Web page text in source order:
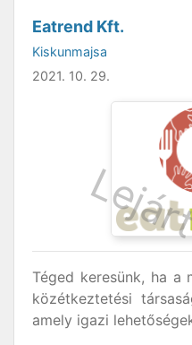
Eatrend Kft.
Kiskunmajsa
2021. 10. 29.
Téged keresünk, ha a
közétkeztetési
amely igazi